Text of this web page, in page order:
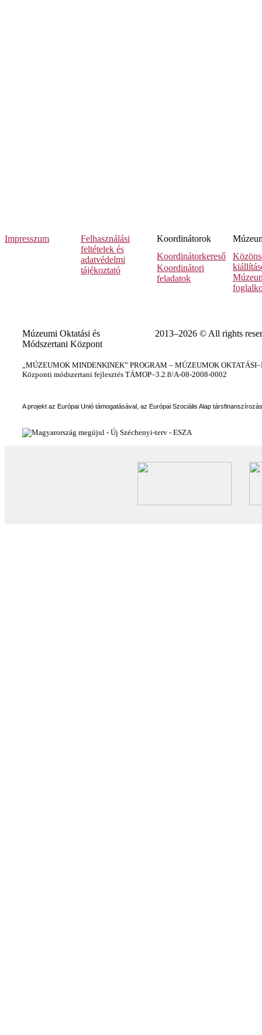
Impresszum
Felhasználási
feltételek és
adatvédelmi
tájékoztató
Koordinátorok
Koordinátorkereső
Koordinátori
feladatok
Múzeumi Oktatási és
Módszertani Központ
2013–2026 © All rights
„MÚZEUMOK MINDENKINEK” PROGRAM – MÚZEUMOK
Központi módszertani fejlesztés TÁMOP–3.2.8/A-08-2008-0002
A projekt az Európai Unió támogatásával, az Európai Szociális Alap